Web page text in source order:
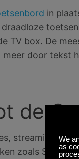
in
TV box. De
meer door tekst
de
zoals Sharp